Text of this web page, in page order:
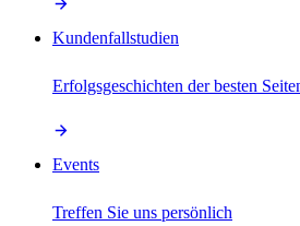
Kundenfallstudien
Erfolgsgeschichten der besten
Events
Treffen Sie uns persönlich